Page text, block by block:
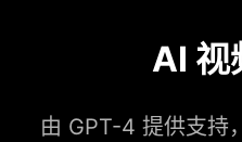
AI 视
由 GPT-4 提供支持